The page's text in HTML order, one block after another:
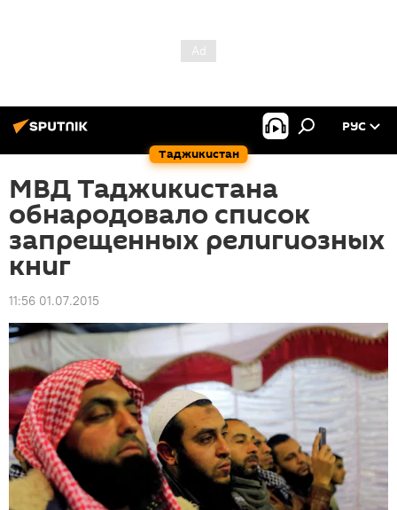
Таджикистан
РУС
МВД Таджикистана
обнародовало список
запрещенных религиозных
книг
11:56 01.07.2015